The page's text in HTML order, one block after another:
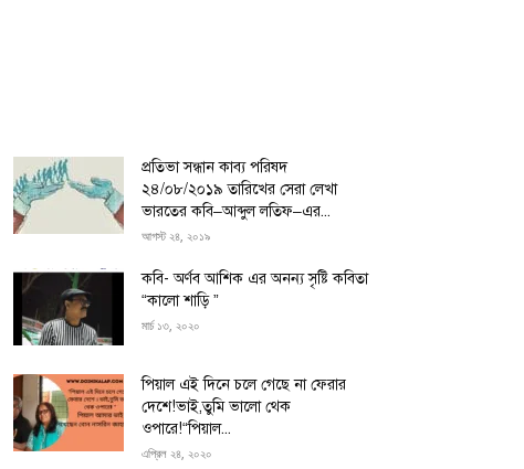
প্রতিভা সন্ধান কাব্য পরিষদ
২৪/০৮/২০১৯ তারিখের সেরা লেখা
ভারতের কবি–আব্দুল লতিফ–এর...
আগস্ট ২৪, ২০১৯
কবি- অর্ণব আশিক এর অনন্য সৃষ্টি কবিতা
“কালো শাড়ি ”
মার্চ ১৩, ২০২০
পিয়াল এই দিনে চলে গেছে না ফেরার
দেশে!ভাই,তুমি ভালো থেক
ওপারে!“পিয়াল...
এপ্রিল ২৪, ২০২০